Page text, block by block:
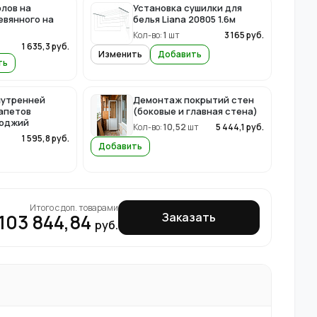
на
на
1 635,3руб.
Установка сушилки для
белья Liana 20805 1.6м
Кол-во:1 шт 3 165руб.
Изменить
Добавить
1 595,8руб.
Демонтаж покрытий стен
(боковые и главная стена)
Кол-во:10,52 шт 5 444,1 руб.
Добавить
Итого с доп. товарами
844,84 руб. Заказать